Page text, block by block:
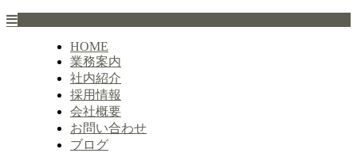
HOME
業務案内
社内紹介
採用情報
会社概要
お問い合わせ
ブログ